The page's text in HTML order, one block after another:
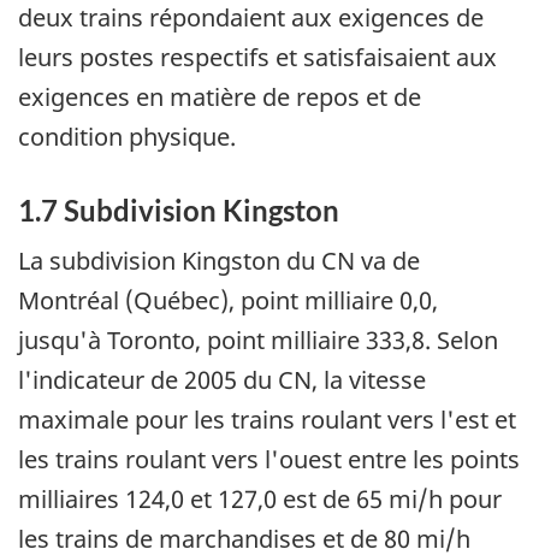
deux trains répondaient aux exigences de
leurs postes respectifs et satisfaisaient aux
exigences en matière de repos et de
condition physique.
1.7 Subdivision Kingston
La subdivision Kingston du CN va de
Montréal (Québec), point milliaire 0,0,
jusqu'à Toronto, point milliaire 333,8. Selon
l'indicateur de 2005 du CN, la vitesse
maximale pour les trains roulant vers l'est et
les trains roulant vers l'ouest entre les points
milliaires 124,0 et 127,0 est de 65 mi/h pour
les trains de marchandises et de 80 mi/h